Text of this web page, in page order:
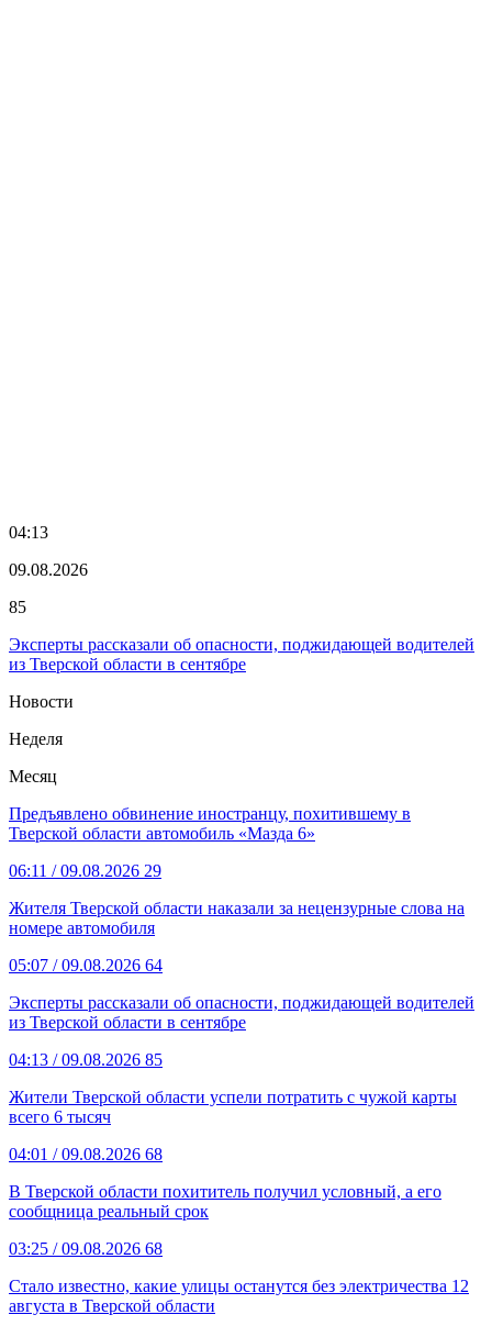
04:13
09.08.2026
85
Эксперты рассказали об опасности, поджидающей водителей
из Тверской области в сентябре
Новости
Неделя
Месяц
Предъявлено обвинение иностранцу, похитившему в
Тверской области автомобиль «Мазда 6»
06:11 / 09.08.2026 29
Жителя Тверской области наказали за нецензурные слова на
номере автомобиля
05:07 / 09.08.2026 64
Эксперты рассказали об опасности, поджидающей водителей
из Тверской области в сентябре
04:13 / 09.08.2026 85
Жители Тверской области успели потратить с чужой карты
всего 6 тысяч
04:01 / 09.08.2026 68
В Тверской области похититель получил условный, а его
сообщница реальный срок
03:25 / 09.08.2026 68
Стало известно, какие улицы останутся без электричества 12
августа в Тверской области